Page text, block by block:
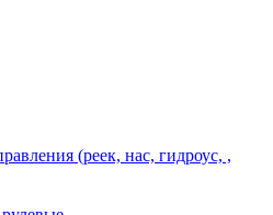
(реек, нас, гидроус, ,